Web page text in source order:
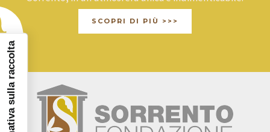
SCOPRI DI PIÙ >>>
Informativa sulla raccolta